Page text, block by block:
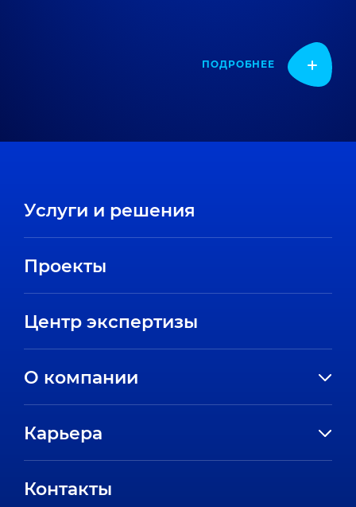
ПОДРОБНЕЕ
Услуги и решения
Проекты
Центр экспертизы
О компании
Направления
Карьера
Контакты